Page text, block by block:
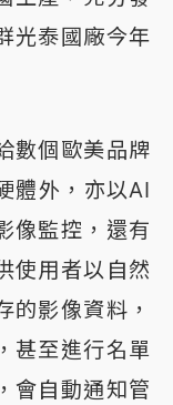
光泰國廠今年
數個歐美品牌
體外，亦以AI
像監控，還有
使用者以自然
的影像資料，
甚至進行名單
會自動通知管